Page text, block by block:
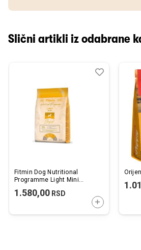
Slični artikli iz odabrane
Fitmin Dog Nutritional
Programme Light Mini
1.580,00 RSD
DODAJTE U
Dodaj
Uporedi